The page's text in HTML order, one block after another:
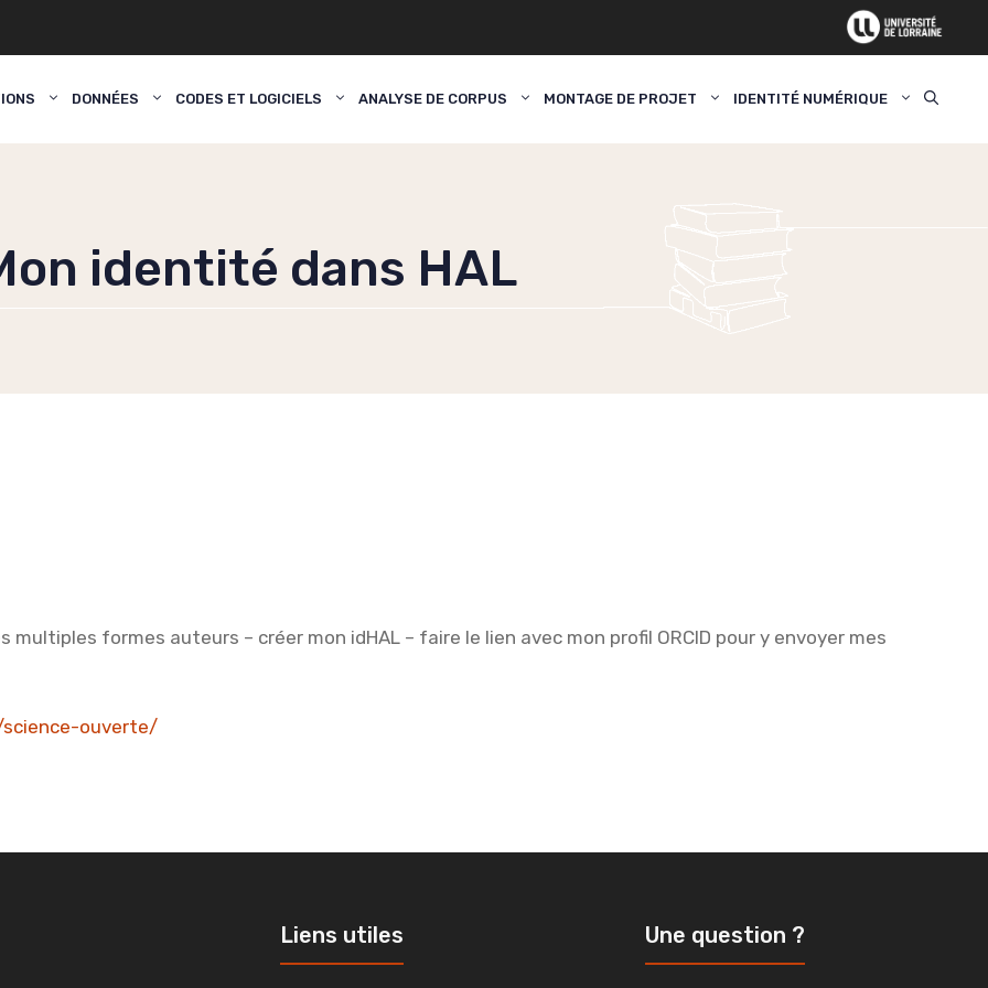
DONNÉES CODES ET LOGICIELS ANALYSE DE CORPUS MONTAGE DE PROJET IDENTITÉ NUMÉRIQUE
identité dans HAL
multiples formes auteurs – créer mon idHAL – faire le lien avec mon profil ORCID pour y envoyer mes
ouverte/
Liens utiles Une question ?